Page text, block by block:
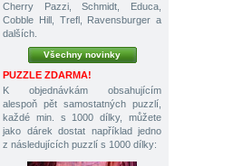
Cherry Pazzi, Schmidt, Educa,
Cobble Hill, Trefl, Ravensburger a
dalších.
Všechny novinky
PUZZLE ZDARMA!
K objednávkám obsahujícím
alespoň pět samostatných puzzlí,
každé min. s 1000 dílky, můžete
jako dárek dostat například jedno
z následujících puzzlí s 1000 dílky: